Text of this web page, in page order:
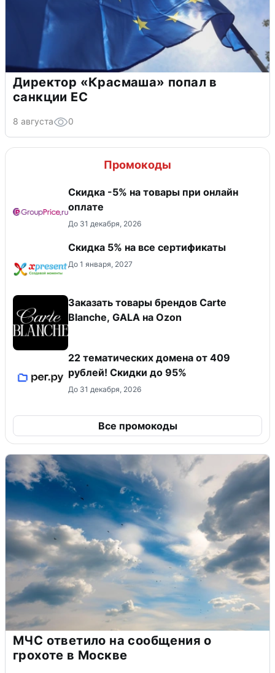
Директор «Красмаша» попал в
санкции ЕС
8 августа 0
Промокоды
​Скидка -5% на товары при онлайн
оплате
До 31 декабря, 2026
Скидка 5% на все сертификаты
До 1 января, 2027
Заказать товары брендов Carte
Blanche, GALA на Ozon
22 тематических домена от 409
рублей! Скидки до 95%
До 31 декабря, 2026
Все промокоды
МЧС ответило на сообщения о
грохоте в Москве